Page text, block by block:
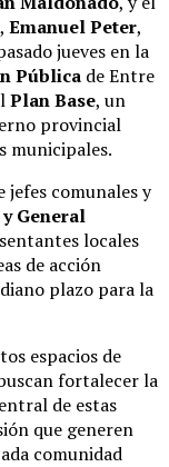
Emanuel Peter,
jueves en la
Pública de Entre
Plan Base, un
provincial
municipales.
comunales y
General
locales
de acción
plazo para la
espacios de
fortalecer la
de estas
que generen
comunidad